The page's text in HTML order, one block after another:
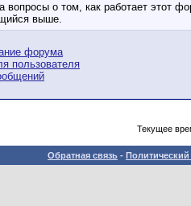
вопросы о том, как работает этот
выше.
форума
пользователя
Текущее
Обратная связь -